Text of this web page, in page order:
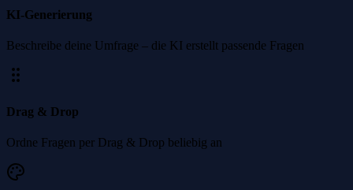
KI-Generierung
Beschreibe deine Umfrage – die KI erstellt passende Fragen
Drag & Drop
Ordne Fragen per Drag & Drop beliebig an